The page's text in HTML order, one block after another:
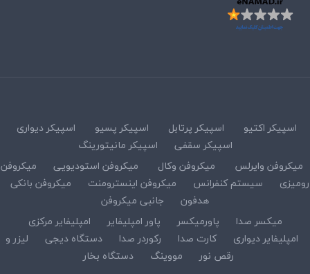
اسپیکر اکتیو اسپیکر پرتابل اسپیکر پسیو
اسپیکر دیواری
اسپیکر سقفی
اسپیکر مانیتورینگ
میکروفن وایرلس
میکروفن وکال میکروفن استودیویی
میکروفن
رومیزی
سیستم کنفرانس میکروفن اینسترومنت
میکروفن بانکی
هدفون
جانبی میکروفن
میکسر صدا
پاورمیکسر پاور امپلیفایر
امپلیفایر مرکزی
امپلیفایر دیواری
کارت صدا رکوردر صدا دستگاه دیجی
لیزر و
رقص نور
مووینگ دستگاه بخار